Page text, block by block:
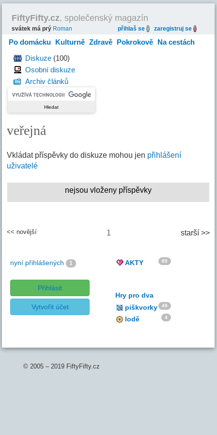
FiftyFifty.cz, společenský magazín
svátek má prý Roman přihlaš se zaregistruj se
Po domácku Kulturně Zdravě Pokrokově Na cestách
HravěDiskuze (100)
Osobní diskuze
Archiv článků
veřejná
Vkládat příspěvky do diskuze mohou jen přihlášení
uživatelé
nejsou vloženy příspěvky
starší >>
<< novější 1
nyní přihlášených 1
Přihlásit
Vytvořit účet
AKTY 85
Hry pro dva
piškvorky
49
lodě 4
© 2005 – 2019 FiftyFifty.cz